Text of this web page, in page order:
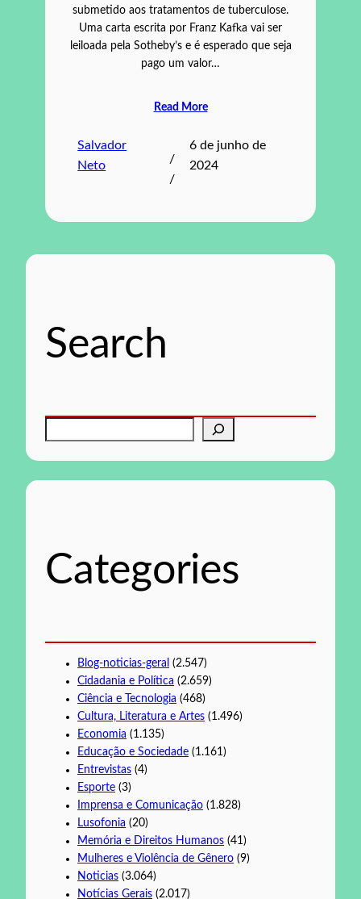
submetido aos tratamentos de tuberculose.
Uma carta escrita por Franz Kafka vai ser
leiloada pela Sotheby’s e é esperado que seja
pago um valor…
Read More
Salvador
Neto
/
/
6 de junho de
2024
Search
aCategories
Blog-noticias-geral (2.547)
Cidadania e Política (2.659)
Ciência e Tecnologia (468)
Cultura, Literatura e Artes (1.496)
Economia (1.135)
Educação e Sociedade (1.161)
Entrevistas (4)
Esporte (3)
Imprensa e Comunicação (1.828)
Lusofonia (20)
Memória e Direitos Humanos (41)
Mulheres e Violência de Gênero (9)
Noticias (3.064)
Notícias Gerais (2.017)